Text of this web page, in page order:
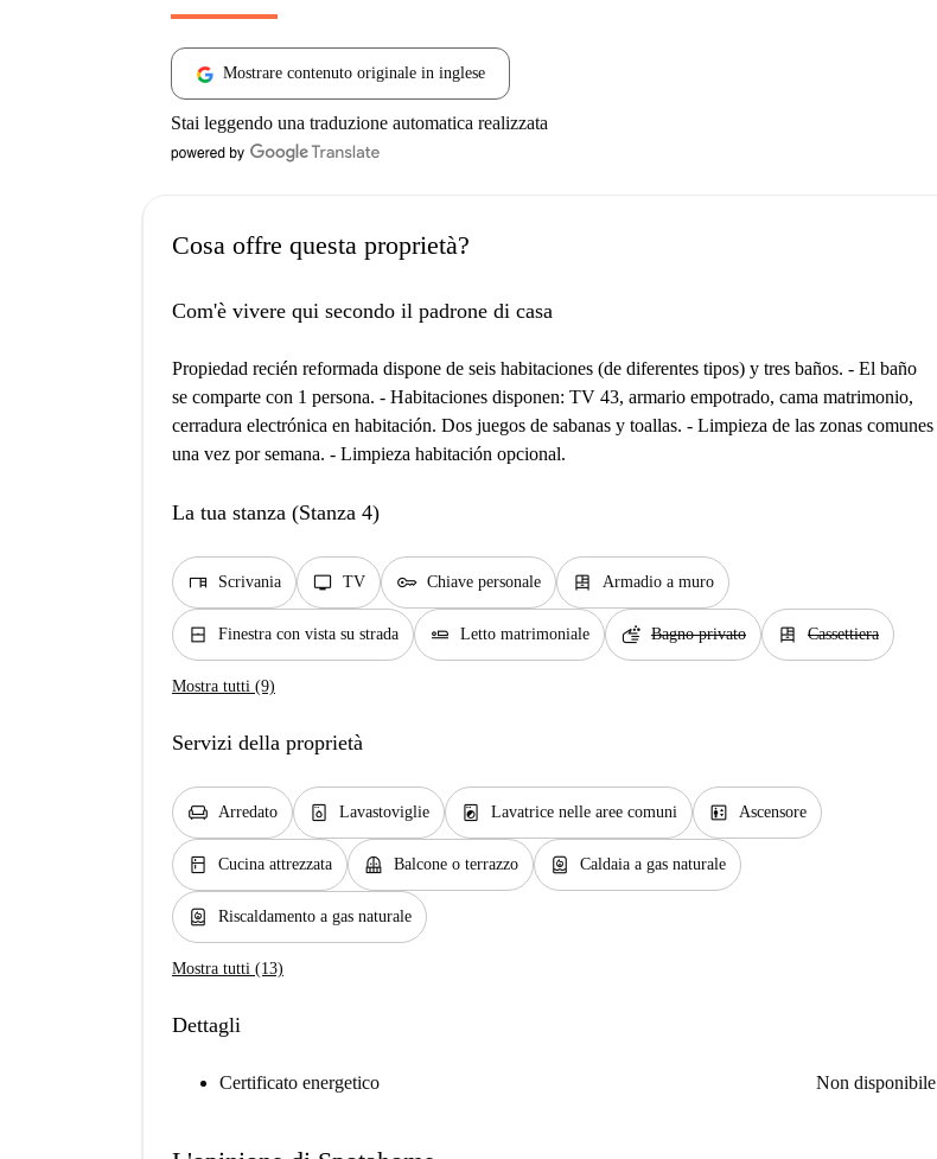
Mostrare contenuto originale in inglese
Stai leggendo una traduzione automatica realizzata
Cosa offre questa proprietà?
Com'è vivere qui secondo il padrone di casa
Propiedad recién reformada dispone de seis habitaciones (de diferentes tipos) y tres baños. - El baño
se comparte con 1 persona. - Habitaciones disponen: TV 43, armario empotrado, cama matrimonio,
cerradura electrónica en habitación. Dos juegos de sabanas y toallas. - Limpieza de las zonas comunes
una vez por semana. - Limpieza habitación opcional.
La tua stanza (Stanza 4)
desk Scrivania tv TV key Chiave personale dresser Armadio a muro
window_closed Finestra con vista su strada airline_seat_flat Letto matrimoniale soap Bagno privato dresser Cassettiera
Mostra tutti (9)
Servizi della proprietà
chair Arredato dishwasher_gen Lavastoviglie local_laundry_service Lavatrice nelle aree comuni elevator Ascensore
kitchen Cucina attrezzata balcony Balcone o terrazzo water_heater Caldaia a gas naturale
water_heater Riscaldamento a gas naturale
Mostra tutti (13)
Dettagli
Certificato energetico Non disponibile